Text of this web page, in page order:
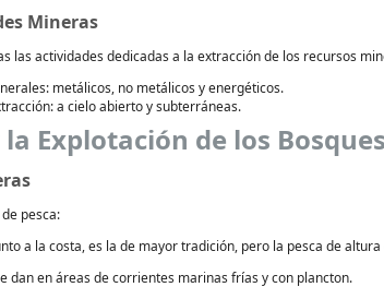
Mineras
las actividades dedicadas a la extracción de los recursos
metálicos, no metálicos y energéticos.
a cielo abierto y subterráneas.
la Explotación de los Bosques
pesca:
a la costa, es la de mayor tradición, pero la pesca de
dan en áreas de corrientes marinas frías y con plancton.